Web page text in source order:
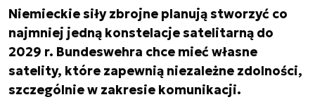
Niemieckie siły zbrojne planują stworzyć co
najmniej jedną konstelacje satelitarną do
2029 r. Bundeswehra chce mieć własne
satelity, które zapewnią niezależne zdolności,
szczególnie w zakresie komunikacji.